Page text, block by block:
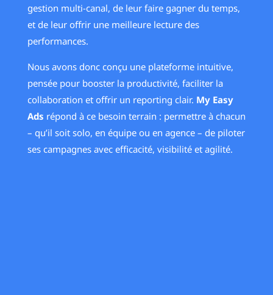
gestion multi-canal, de leur faire gagner du temps,
et de leur offrir une meilleure lecture des
performances.
Nous avons donc conçu une plateforme intuitive,
pensée pour booster la productivité, faciliter la
collaboration et offrir un reporting clair. My Easy
Ads répond à ce besoin terrain : permettre à chacun
– qu’il soit solo, en équipe ou en agence – de piloter
ses campagnes avec efficacité, visibilité et agilité.